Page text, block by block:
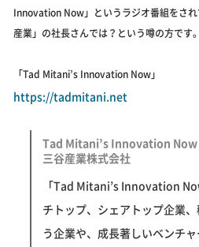
Innovation Now」というラジオ番組をさ
産業」の社長さんでは？という噂の方です。
「Tad Mitani’s Innovation Now」
https://tadmitani.net
Tad Mitani’s Innovation
三谷産業株式会社
「Tad Mitani’s Innovation
チトップ、シェアトップ企業
う企業や、成長著しいベンチ